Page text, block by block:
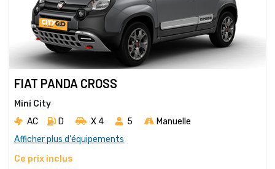
FIAT PANDA CROSS
Mini City
AC
D X 4 5
Manuelle
Afficher plus d'équipements
Ce prix inclus